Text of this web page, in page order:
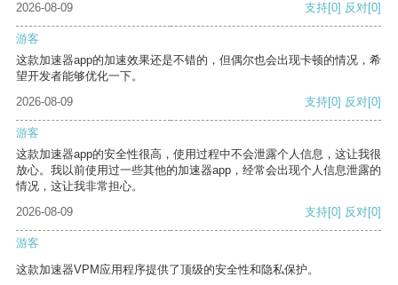
2026-08-09 支持[0] 反对[0]
游客
这款加速器app的加速效果还是不错的，但偶尔也会出现卡顿的情况，希
望开发者能够优化一下。
2026-08-09
支持[0] 反对[0]
游客
这款加速器app的安全性很高，使用过程中不会泄露个人信息，这让我很
放心。我以前使用过一些其他的加速器app，经常会出现个人信息泄露的
情况，这让我非常担心。
2026-08-09
支持[0] 反对[0]
游客
这款加速器VPM应用程序提供了顶级的安全性和隐私保护。